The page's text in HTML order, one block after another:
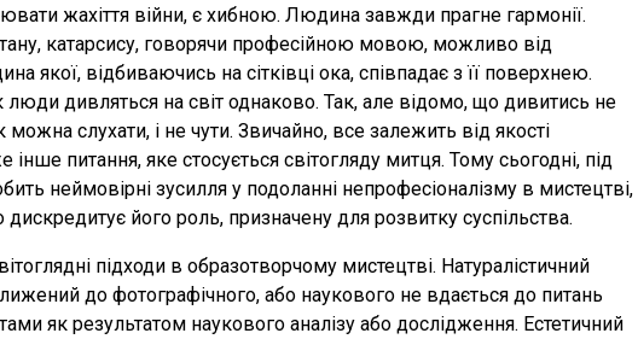
жахіття війни, є хибною. Людина завжди прагне гармонії.
катарсису, говорячи професійною мовою, можливо від
якої, відбиваючись на сітківці ока, співпадає з її поверхнею.
дивляться на світ однаково. Так, але відомо, що дивитись не
можна слухати, і не чути. Звичайно, все залежить від якості
питання, яке стосується світогляду митця. Тому сьогодні, під
неймовірні зусилля у подоланні непрофесіоналізму в мистецтві,
його роль, призначену для розвитку суспільства.
підходи в образотворчому мистецтві. Натуралістичний
до фотографічного, або наукового не вдається до питань
як результатом наукового аналізу або дослідження. Естетичний